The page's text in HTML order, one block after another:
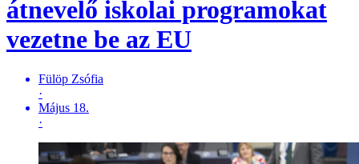
átnevelő iskolai programokat
vezetne be az EU
Fülöp Zsófia
·
Május 18.
·